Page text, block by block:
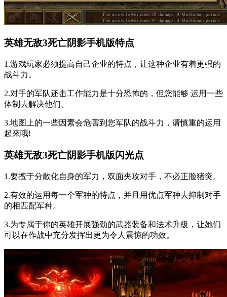
英雄无敌3死亡阴影手机版特点
1.游戏玩家必须提高自己企业的特点，让这种企业有着更强的
战斗力。
2.对手的军队还击工作能力是十分恐怖的，但您能够 运用一些
体制去解决他们。
3.地图上的一些因素会危害到您军队的战斗力，请慎重的运用
起來哦!
英雄无敌3死亡阴影手机版闪光点
1.要擅于分散化自身的军力，双面夹攻对手，不必正脸猪突。
2.有效的运用每一个军种的特点，并且用优点军种去抑制对手
的相匹配军种。
3.为专属于你的英雄开展强劲的武器装备和法术升級，让她们
可以在作战中充分发挥出更为令人震惊的功效。